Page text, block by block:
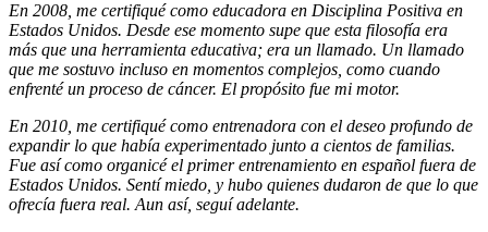
En 2008, me certifiqué como educadora en Disciplina Positiva en
Estados Unidos. Desde ese momento supe que esta filosofía era
más que una herramienta educativa; era un llamado. Un llamado
que me sostuvo incluso en momentos complejos, como cuando
enfrenté un proceso de cáncer. El propósito fue mi motor.
En 2010, me certifiqué como entrenadora con el deseo profundo de
expandir lo que había experimentado junto a cientos de familias.
Fue así como organicé el primer entrenamiento en español fuera de
Estados Unidos. Sentí miedo, y hubo quienes dudaron de que lo que
ofrecía fuera real. Aun así, seguí adelante.